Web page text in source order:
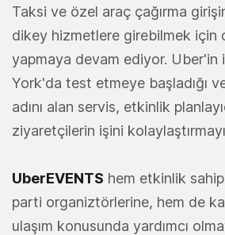
Taksi ve özel araç çağırma
dikey hizmetlere girebilmek için
yapmaya devam ediyor. Uber'in
York'da test etmeye başladığı
adını alan servis, etkinlik
ziyaretçilerin işini
UberEVENTS hem etkinlik
parti organiztörlerine, hem de
ulaşım konusunda yardımcı